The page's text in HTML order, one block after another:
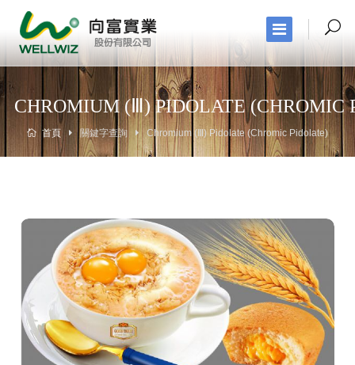
CHROMIUM (Ⅲ) PIDOLATE (CHROMIC
首頁 關鍵字查詢 Chromium (Ⅲ) Pidolate (Chromic Pidolate)